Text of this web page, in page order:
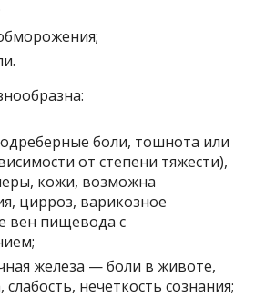
боли, тошнота или
от степени тяжести),
кожи, возможна
цирроз, варикозное
вен пищевода с
железа — боли в животе,
слабость, нечеткость сознания;